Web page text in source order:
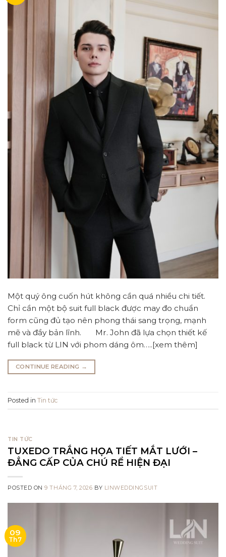
Một quý ông cuốn hút không cần quá nhiều chi tiết.
Chỉ cần một bộ suit full black được may đo chuẩn
form cũng đủ tạo nên phong thái sang trọng, mạnh
mẽ và đầy bản lĩnh. Mr. John đã lựa chọn thiết kế
full black từ LIN với phom dáng ôm…..[xem thêm]
CONTINUE READING →
Posted in Tin tức
TIN TỨC
TUXEDO TRẮNG HỌA TIẾT MẮT LƯỚI –
ĐẲNG CẤP CỦA CHÚ RỂ HIỆN ĐẠI
POSTED ON9 THÁNG 7, 2026 BY LINWEDDINGSUIT
09
Th7